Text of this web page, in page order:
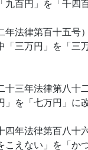
百円」を「千四
法律第百十五号
「三万円」を「三
三年法律第八十
を「七万円」に改
年法律第百八十
えない」を「か